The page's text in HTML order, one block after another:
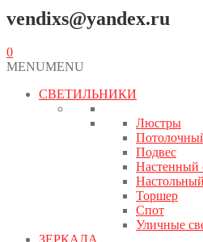
vendixs@yandex.ru
0
MENUMENU
СВЕТИЛЬНИКИ
Люстры
Подвес
Настенный
Торшер
Спот
Уличные